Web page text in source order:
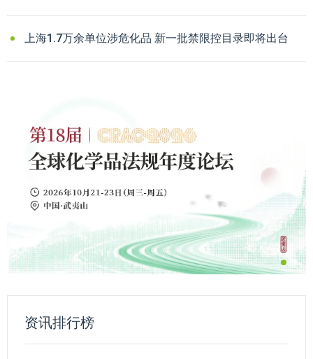
上海1.7万余单位涉危化品 新一批禁限控目录即将出台
资讯排行榜